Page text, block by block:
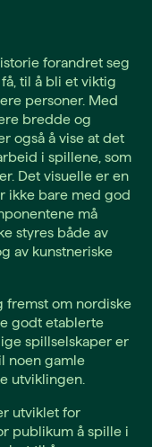
forandret seg
til å bli et viktig
personer. Med
bredde og
også å vise at det
i spillene, som
Det visuelle er en
ikke bare med god
må
styres både av
av kunstneriske
fremst om nordiske
godt etablerte
spillselskaper er
noen gamle
utviklingen.
utviklet for
publikum å spille i